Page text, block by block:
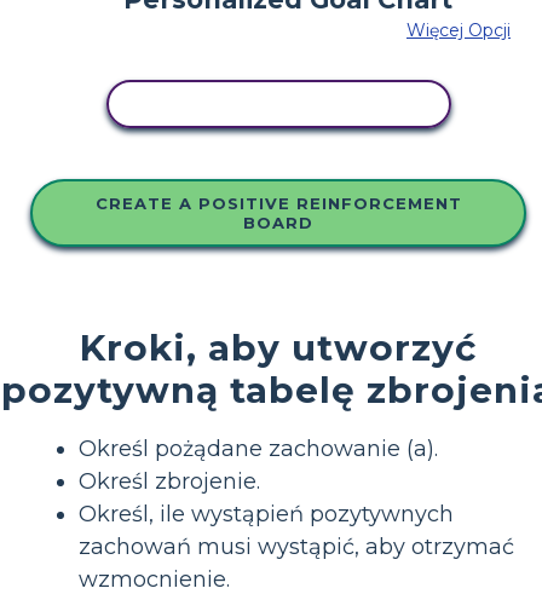
Więcej Opcji
CREATE A POSITIVE REINFORCEMENT
BOARD
Kroki, aby utworzyć
pozytywną tabelę
Określ pożądane zachowanie (a).
Określ zbrojenie.
Określ, ile wystąpień pozytywnych
zachowań musi wystąpić, aby otrzymać
wzmocnienie.